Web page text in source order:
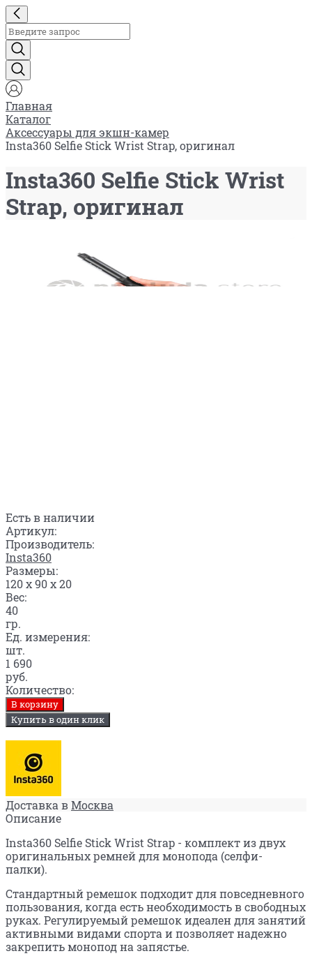
Главная
Каталог
Аксессуары для экшн-камер
Insta360 Selfie Stick Wrist Strap, оригинал
Insta360 Selfie Stick Wrist
Strap, оригинал
Есть в наличии
Артикул:
Производитель:
Insta360
Размеры:
120 x 90 x 20
Вес:
40
гр.
Ед. измерения:
шт.
1 690
руб.
Количество:
В корзину
Купить в один клик
Доставка вМосква
Описание
Insta360 Selfie Stick Wrist Strap - комплект из двух
оригинальных ремней для монопода (селфи-
палки).
Стандартный ремешок подходит для повседневного
пользования, когда есть необходимость в свободных
руках. Регулируемый ремешок идеален для занятий
активными видами спорта и позволяет надежно
закрепить монопод на запястье.